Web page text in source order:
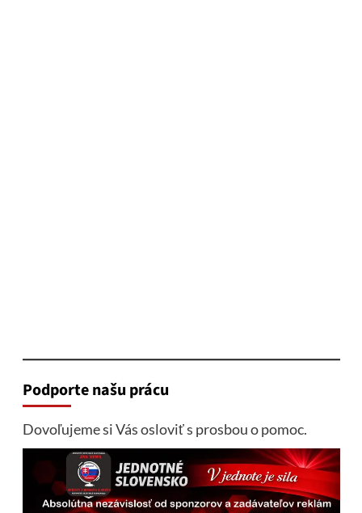
Podporte našu prácu
Dovoľujeme si Vás osloviť s prosbou o pomoc.